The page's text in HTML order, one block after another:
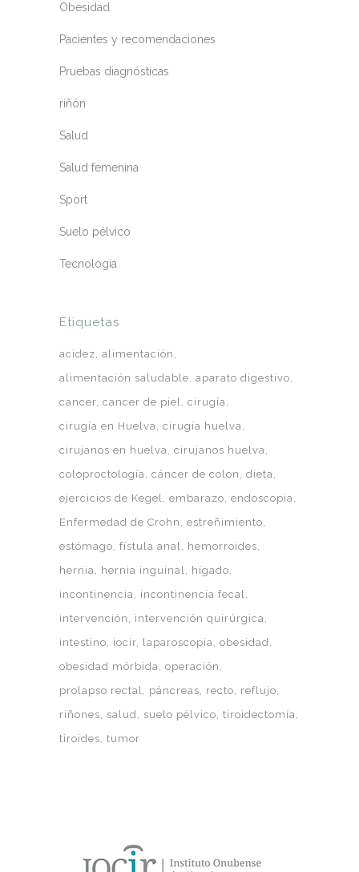
Obesidad
Pacientes y recomendaciones
Pruebas diagnósticas
riñón
Salud
Salud femenina
Sport
Suelo pélvico
Tecnología
Etiquetas
acidez alimentación
alimentación saludable aparato digestivo
cancer cancer de piel cirugía
cirugía en Huelva cirugía huelva
cirujanos en huelva cirujanos huelva
coloproctología cáncer de colon
dieta
ejercicios de Kegel embarazo endoscopia
Enfermedad de Crohn
estreñimiento
estómago fístula anal
hemorroides
hernia
hernia inguinal
hígado
incontinencia
incontinencia fecal
intervención
intervención quirúrgica
intestino
iocir laparoscopia obesidad
obesidad mórbida operación
prolapso rectal
páncreas recto
reflujo
riñones
salud suelo pélvico tiroidectomía
tiroides tumor